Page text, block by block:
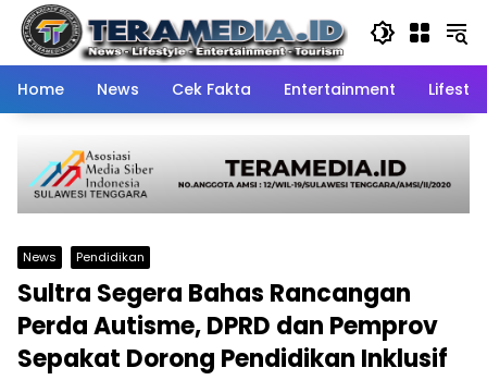
Skip
content
Home
News Cek Fakta Entertainment
News Pendidikan
Sultra Segera Bahas Rancangan
Perda Autisme, DPRD dan Pemprov
Sepakat Dorong Pendidikan Inklusif